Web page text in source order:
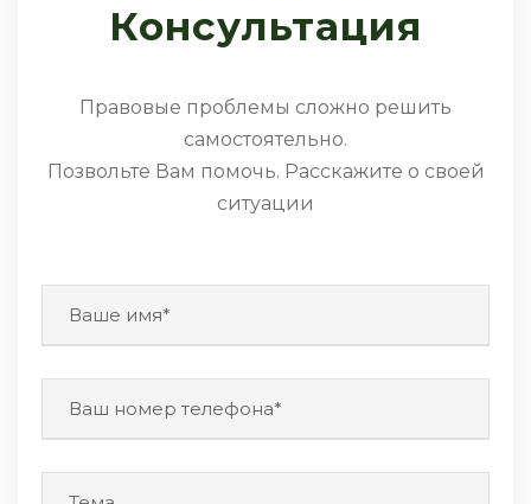
Консультация
Правовые проблемы сложно решить
самостоятельно.
Позвольте Вам помочь. Расскажите о своей
ситуации